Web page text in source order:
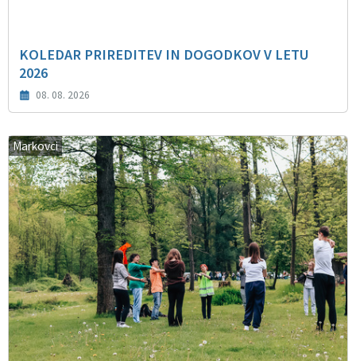
KOLEDAR PRIREDITEV IN DOGODKOV V LETU
2026
08. 08. 2026
Markovci